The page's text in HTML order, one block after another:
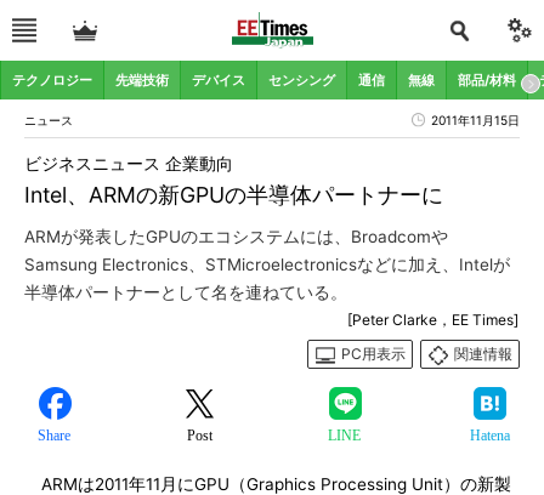
テクノロジー 先端技術 デバイス センシング 通信 無線 部品/材料
ニュース 2011年11月15日
Intel、ARMの新GPUの半導体パートナーに
ビジネスニュース 企業動向
ARMが発表したGPUのエコシステムには、Broadcomや
Samsung Electronics、STMicroelectronicsなどに加え、Intelが
半導体パートナーとして名を連ねている。
[Peter Clarke，EE Times]
PC用表示
関連情報
Share Post LINE Hatena
ARMは2011年11月にGPU（Graphics Processing Unit）の新製